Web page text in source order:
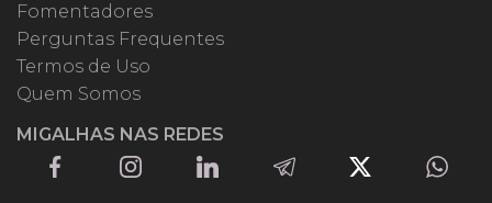
Fomentadores
Perguntas Frequentes
Termos de Uso
Quem Somos
MIGALHAS NAS REDES